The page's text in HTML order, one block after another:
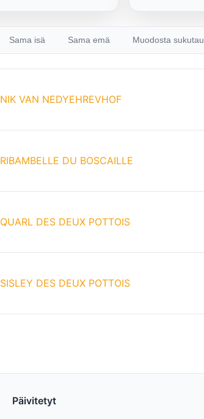
Sama isä Sama emä Muodosta
NIK VAN NEDYEHREVHOF
RIBAMBELLE DU BOSCAILLE
QUARL DES DEUX POTTOIS
SISLEY DES DEUX POTTOIS
Päivitetyt